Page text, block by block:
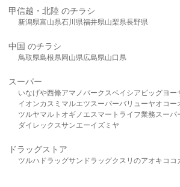
甲信越・北陸 のチラシ
新潟県富山県石川県福井県山梨県長野県
中国 のチラシ
鳥取県島根県岡山県広島県山口県
スーパー
いなげや西條アマノパークスベイシア ビッグヨー
イオンカスミ マルエツスーパーバリューヤオコー
ツルヤマルト オギノ エスマート ライフ業務スーパ
ダイレックスサンエーイズミヤ
ドラッグストア
ツルハドラッグサンドラッグクスリのアオキ ココ